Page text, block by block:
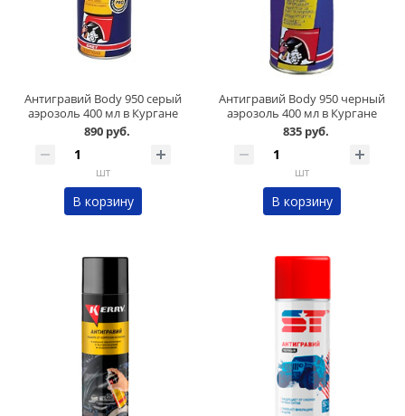
Антигравий Body 950 серый
аэрозоль 400 мл в Кургане
890 руб.
шт
В корзину
Антигравий Body 950 черный
аэрозоль 400 мл в Кургане
835 руб.
шт
В корзину